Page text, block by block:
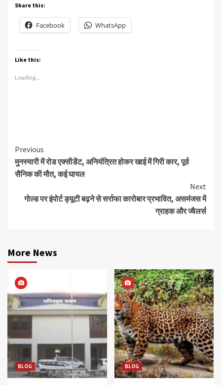
Share this:
Facebook WhatsApp
Like this:
Loading...
Continue
Reading
Previous
मुनस्यारी में रोड एक्सीडेंट, अनियंत्रित होकर खाई में गिरी कार, पूर्व
सैनिक की मौत, कई घायल
Next
गोल्ड पर इंपोर्ट ड्यूटी बढ़ने से सर्राफा कारोबार प्रभावित, असमंजस में
ग्राहक और ज्वैलर्स
More News
BLOG BLOG